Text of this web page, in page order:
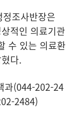
조사반장은
적인 의료기관
수 있는 의료환
다.
과(044-202-24
2484)